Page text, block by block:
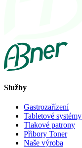
Služby
Gastrozařízení
Tabletové systémy
Tlakové patrony
Přibory Toner
Naše výroba